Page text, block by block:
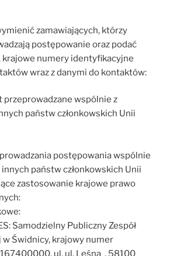
zamawiających, którzy
postępowanie oraz podać
krajowe numery identyfikacyjne
wraz z danymi do kontaktów:
przeprowadzane wspólnie z
państw członkowskich Unii
postępowania wspólnie
państw członkowskich Unii
zastosowanie krajowe prawo
Samodzielny Publiczny Zespół
Świdnicy, krajowy numer